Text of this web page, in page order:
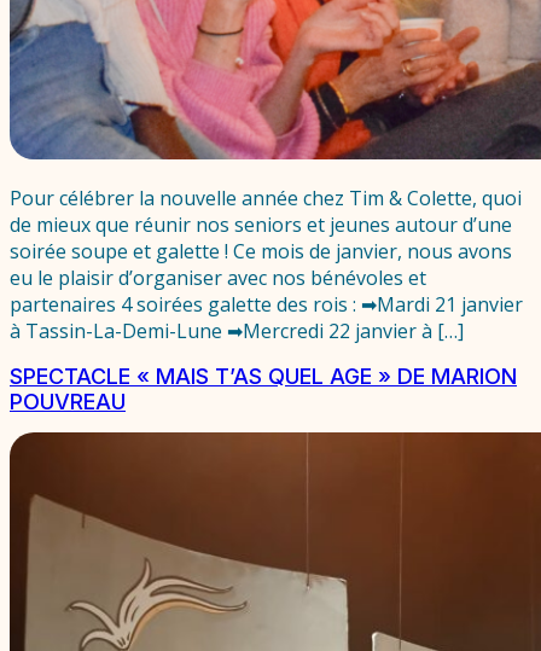
Pour célébrer la nouvelle année chez Tim & Colette, quoi
de mieux que réunir nos seniors et jeunes autour d’une
soirée soupe et galette ! Ce mois de janvier, nous avons
eu le plaisir d’organiser avec nos bénévoles et
partenaires 4 soirées galette des rois : ➡Mardi 21 janvier
à Tassin-La-Demi-Lune ➡Mercredi 22 janvier à […]
SPECTACLE « MAIS T’AS QUEL AGE » DE MARION
POUVREAU